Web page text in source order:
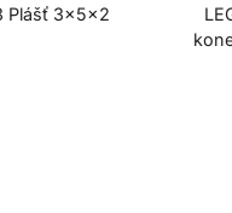
Plášť 3x5x2